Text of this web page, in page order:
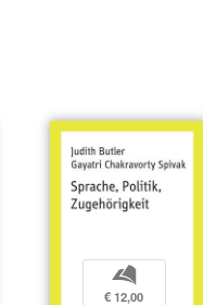
b
€ 12,00